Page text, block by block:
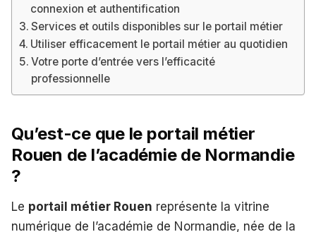
connexion et authentification
Services et outils disponibles sur le portail métier
Utiliser efficacement le portail métier au quotidien
Votre porte d’entrée vers l’efficacité
professionnelle
Qu’est-ce que le portail métier
Rouen de l’académie de Normandie
?
Le portail métier Rouen représente la vitrine
numérique de l’académie de Normandie, née de la